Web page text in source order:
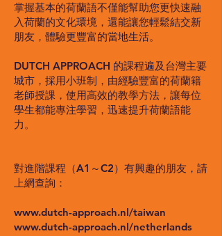
掌握基本的荷蘭語不僅能幫助您更快速融
入荷蘭的文化環境，還能讓您輕鬆結交新
朋友，體驗更豐富的當地生活。
DUTCH APPROACH 的課程遍及台灣主要
城市，採用小班制，由經驗豐富的荷蘭籍
老師授課，使用高效的教學方法，讓每位
學生都能專注學習，迅速提升荷蘭語能
力。
對進階課程（A1～C2）有興趣的朋友，請
上網查詢：
www.dutch-approach.nl/taiwan
www.dutch-approach.nl/netherlands